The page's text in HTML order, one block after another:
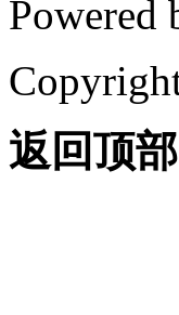
Powered
返回顶部